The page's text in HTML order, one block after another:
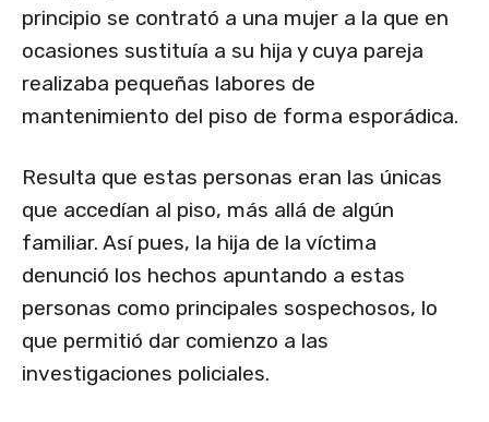
principio se contrató a una mujer a la que en
ocasiones sustituía a su hija y cuya pareja
realizaba pequeñas labores de
mantenimiento del piso de forma esporádica.
Resulta que estas personas eran las únicas
que accedían al piso, más allá de algún
familiar. Así pues, la hija de la víctima
denunció los hechos apuntando a estas
personas como principales sospechosos, lo
que permitió dar comienzo a las
investigaciones policiales.